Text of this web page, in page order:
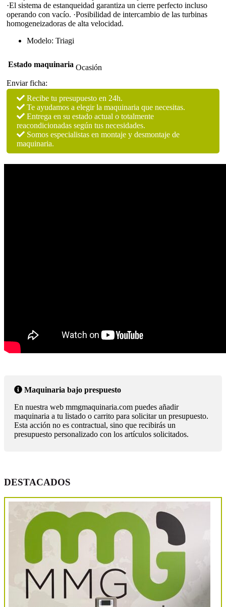
·El sistema de estanqueidad garantiza un cierre perfecto incluso
operando con vacío. ·Posibilidad de intercambio de las turbinas
homogeneizadoras de alta velocidad.
Modelo: Triagi
Estado maquinaria Ocasión
Enviar ficha:
Recibe tu presupuesto en 24h.
Te ayudamos a elegir la maquinaria que necesitas.
Entrega en su estado actual o totalmente
reacondicionadas según tus necesidades.
Somos especialistas en montaje y desmontaje de
maquinaria.
Maquinaria bajo prespuesto
En nuestra web mmgmaquinaria.com puedes añadir
maquinaria a tu listado o carrito para solicitar un presupuesto.
Esta acción no es contractual, sino que recibirás un
presupuesto personalizado con los artículos solicitados.
DESTACADOS